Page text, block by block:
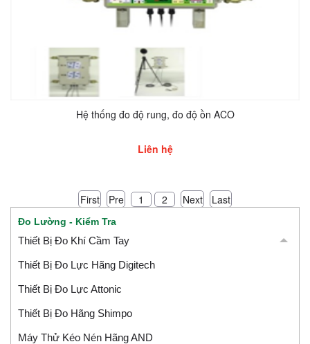
Hệ thống đo độ rung, đo độ ồn ACO
Liên hệ
First Pre 1 2 Next Last
Đo Lường - Kiểm Tra
Thiết Bị Đo Khí Cầm Tay
Thiết Bị Đo Lực Hãng Digitech
Thiết Bị Đo Lực Attonic
Thiết Bị Đo Hãng Shimpo
Máy Thử Kéo Nén Hãng AND